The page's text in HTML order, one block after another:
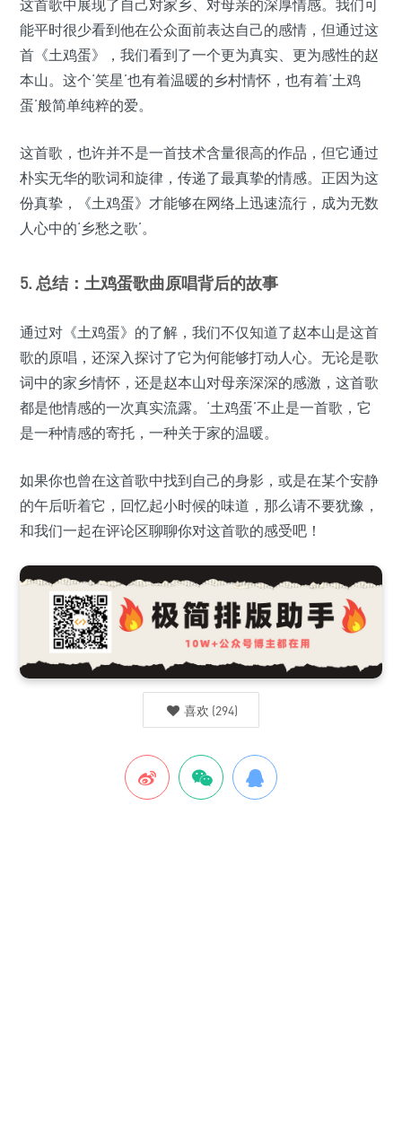
这首歌中展现了自己对家乡、对母亲的深厚情感。我们可
能平时很少看到他在公众面前表达自己的感情，但通过这
首《土鸡蛋》，我们看到了一个更为真实、更为感性的赵
本山。这个‘笑星’也有着温暖的乡村情怀，也有着‘土鸡
蛋’般简单纯粹的爱。
这首歌，也许并不是一首技术含量很高的作品，但它通过
朴实无华的歌词和旋律，传递了最真挚的情感。正因为这
份真挚，《土鸡蛋》才能够在网络上迅速流行，成为无数
人心中的‘乡愁之歌’。
5. 总结：土鸡蛋歌曲原唱背后的故事
通过对《土鸡蛋》的了解，我们不仅知道了赵本山是这首
歌的原唱，还深入探讨了它为何能够打动人心。无论是歌
词中的家乡情怀，还是赵本山对母亲深深的感激，这首歌
都是他情感的一次真实流露。‘土鸡蛋’不止是一首歌，它
是一种情感的寄托，一种关于家的温暖。
如果你也曾在这首歌中找到自己的身影，或是在某个安静
的午后听着它，回忆起小时候的味道，那么请不要犹豫，
和我们一起在评论区聊聊你对这首歌的感受吧！
喜欢 (294)